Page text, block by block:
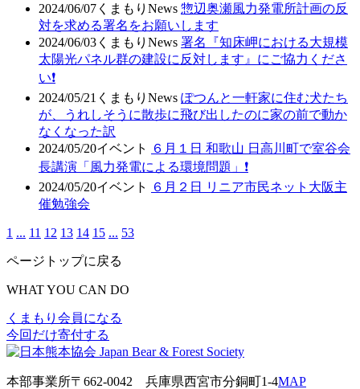
2024/06/07 くまもりNews 惣辺奥瀬風力発電所計画の反
対を求める署名をお願いします
2024/06/03 くまもりNews 署名『知床岬における大規模
太陽光パネル群の建設に反対します』にご協力くださ
い❗
2024/05/21 くまもりNews ぽつんと一軒家に住む犬たち
が、うれしそうに散歩に飛び出したのに家の前で動か
なくなった訳
2024/05/20イベント
６月１日 和歌山 日高川町で室谷会
長講演「風力発電による環境問題」❗
2024/05/20イベント
６月２日 リニア市民ネット大阪主
催勉強会
1 ... 11 12 13 14 15 ... 53
ページトップに戻る
WHAT YOU CAN DO
くまもり会員になる
今回だけ寄付する
本部事業所〒662-0042 兵庫県西宮市分銅町1-4MAP